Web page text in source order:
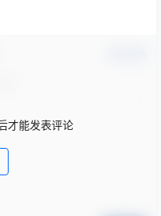
才能发表评论